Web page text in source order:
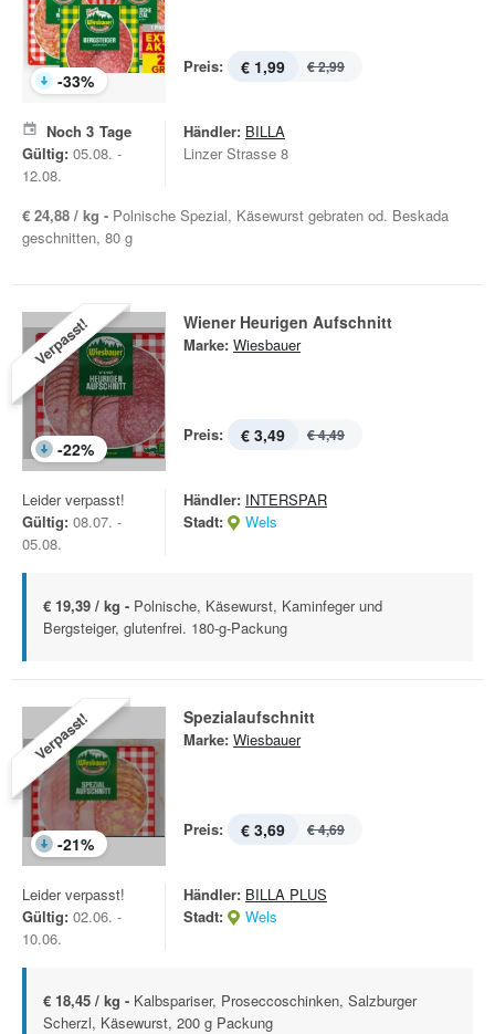
-33%
Preis: € 1,99 € 2,99
Noch 3 Tage
Gültig: 05.08. -
12.08.
Händler: BILLA
Linzer Strasse 8
€ 24,88 / kg - Polnische Spezial, Käsewurst gebraten od. Beskada
geschnitten, 80 g
Verpasst!
-22%
Wiener Heurigen Aufschnitt
Marke: Wiesbauer
Preis: € 3,49 € 4,49
Leider verpasst!
Gültig: 08.07. -
05.08.
Händler: INTERSPAR
Stadt:
Wels
€ 19,39 / kg - Polnische, Käsewurst, Kaminfeger und
Bergsteiger, glutenfrei. 180-g-Packung
Verpasst!
-21%
Spezialaufschnitt
Marke: Wiesbauer
Preis: € 3,69 € 4,69
Leider verpasst!
Gültig: 02.06. -
10.06.
Händler: BILLA PLUS
Stadt:
Wels
€ 18,45 / kg - Kalbspariser, Proseccoschinken, Salzburger
Scherzl, Käsewurst, 200 g Packung